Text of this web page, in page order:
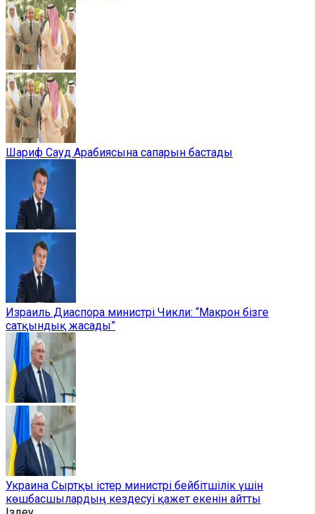
Шариф Сауд Арабиясына сапарын бастады
Израиль Диаспора министрі Чикли: “Макрон бізге
сатқындық жасады”
Украина Сыртқы істер министрі бейбітшілік үшін
көшбасшылардың кездесуі қажет екенін айтты